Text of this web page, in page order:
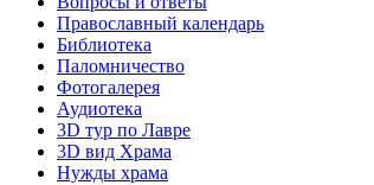
Православный календарь
Библиотека
Паломничество
Фотогалерея
Аудиотека
3D тур по Лавре
3D вид Храма
Нужды храма